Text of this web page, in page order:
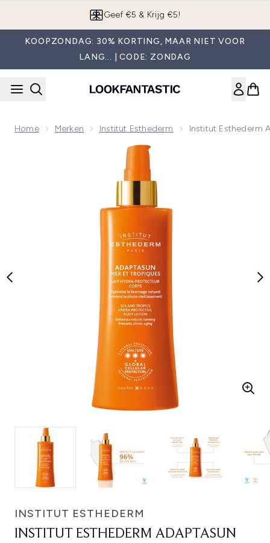
App downloaden
KOOPZONDAG: 30% KORTING, MAAR NIET VOOR
LANG... | CODE: ZONDAG
Home Merken Institut Esthederm Institut Esthederm
Now showing image 1 Institut Esthederm Adaptasun UVA/
INSTITUT ESTHEDERM
INSTITUT ESTHEDERM ADAPTASUN